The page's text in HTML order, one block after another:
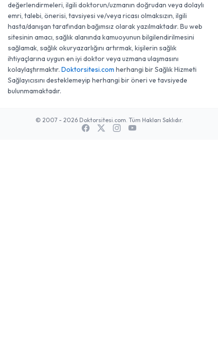
değerlendirmeleri, ilgili doktorun/uzmanın doğrudan veya dolaylı
emri, talebi, önerisi, tavsiyesi ve/veya ricası olmaksızın, ilgili
hasta/danışan tarafından bağımsız olarak yazılmaktadır. Bu web
sitesinin amacı, sağlık alanında kamuoyunun bilgilendirilmesini
sağlamak, sağlık okuryazarlığını artırmak, kişilerin sağlık
ihtiyaçlarına uygun en iyi doktor veya uzmana ulaşmasını
kolaylaştırmaktır. Doktorsitesi.com herhangi bir Sağlık Hizmeti
Sağlayıcısını desteklemeyip herhangi bir öneri ve tavsiyede
bulunmamaktadır.
© 2007 - 2026 Doktorsitesi.com. Tüm Hakları Saklıdır.